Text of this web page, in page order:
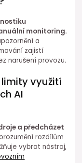
monitoring.
a
zajistí
narušení provozu.
využití
AI
a předcházet
rozdílům
vybrat⁣ nástroj,